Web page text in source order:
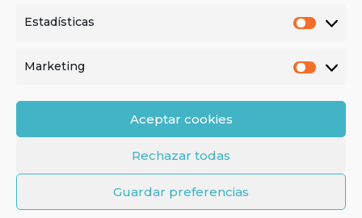
Estadísticas
Marketing
Aceptar cookies
Rechazar todas
Guardar preferencias
CONTACTO
© 2022 CITY LAW
TODOS LOS DERECHOS RESERVADOS.